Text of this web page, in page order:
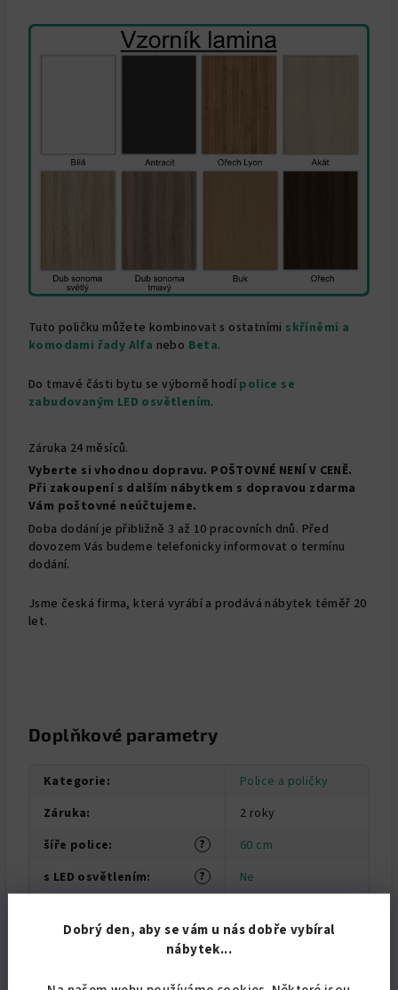
Dobrý den, aby se vám u nás dobře vybíral
nábytek...
Tuto poličku můžete kombinovat s ostatními skříněmi a
komodami řady Alfa nebo Beta.
Do tmavé části bytu se výborně hodí police se
zabudovaným LED osvětlením.
Záruka 24 měsíců.
Vyberte si vhodnou dopravu. POŠTOVNÉ NENÍ V CENĚ.
Při zakoupení s dalším nábytkem s dopravou zdarma
Vám poštovné neúčtujeme.
Doba dodání je přibližně 3 až 10 pracovních dnů. Před
dovozem Vás budeme telefonicky informovat o termínu
dodání.
Jsme česká firma, která vyrábí a prodává nábytek téměř 20
let.
Doplňkové parametry
Kategorie:
Police a poličky
Záruka:
2 roky
?
šíře police:
60 cm
?
s LED osvětlením:
Ne